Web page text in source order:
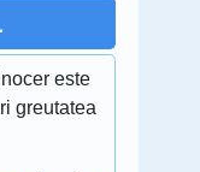
este
greutatea